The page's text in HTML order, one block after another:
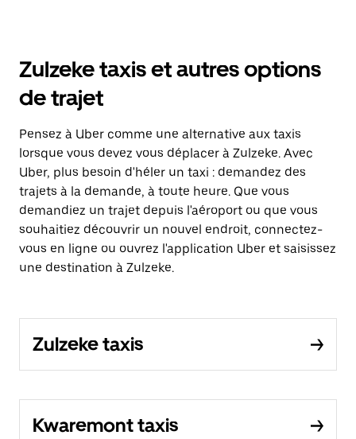
Zulzeke taxis et autres options
de trajet
Pensez à Uber comme une alternative aux taxis
lorsque vous devez vous déplacer à Zulzeke. Avec
Uber, plus besoin d'héler un taxi : demandez des
trajets à la demande, à toute heure. Que vous
demandiez un trajet depuis l'aéroport ou que vous
souhaitiez découvrir un nouvel endroit, connectez-
vous en ligne ou ouvrez l'application Uber et saisissez
une destination à Zulzeke.
Zulzeke taxis
Kwaremont taxis